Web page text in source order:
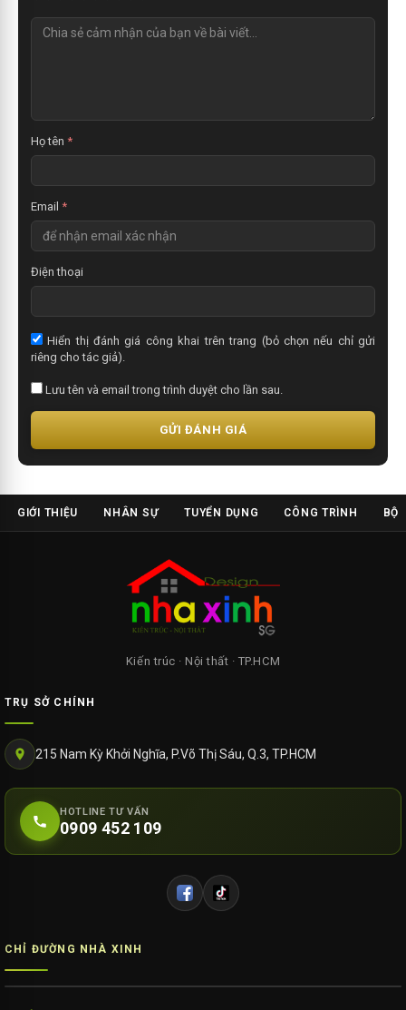
é
Họ tên *
Email *
Điện thoại
Hiển thị đánh giá công khai trên trang (bỏ chọn nếu chỉ gửi
riêng cho tác giả).
Lưu tên và email trong trình duyệt cho lần sau.
GỬI ĐÁNH GIÁ
GIỚI THIỆU NHÂN SỰ TUYỂN DỤNG CÔNG TRÌNH BỘ
Kiến trúc · Nội thất · TP.HCM
TRỤ SỞ CHÍNH
215 Nam Kỳ Khởi Nghĩa, P.Võ Thị Sáu, Q.3, TP.HCM
HOTLINE TƯ VẤN
0909 452 109
CHỈ ĐƯỜNG NHÀ XINH